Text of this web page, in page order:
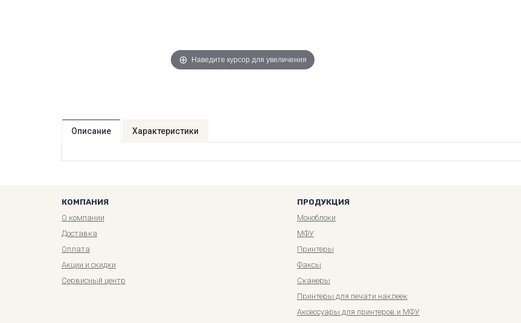
Наведите курсор для увеличения
Описание Характеристики
КОМПАНИЯ
О компании
Доставка
Оплата
Акции и скидки
Сервисный центр
ПРОДУКЦИЯ
Моноблоки
МФУ
Принтеры
Факсы
Сканеры
Принтеры для печати наклеек
Аксессуары для принтеров и МФУ